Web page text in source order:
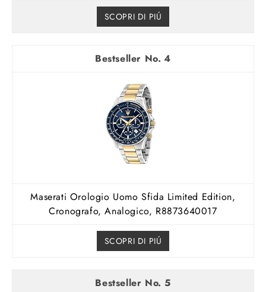
SCOPRI DI PIÚ
4
Maserati Orologio Uomo Sfida Limited Edition,
Cronografo, Analogico, R8873640017
SCOPRI DI PIÚ
5